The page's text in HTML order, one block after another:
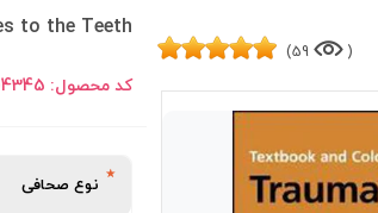
(
59)
to the Teeth
کد محصول:
نوع صحافی